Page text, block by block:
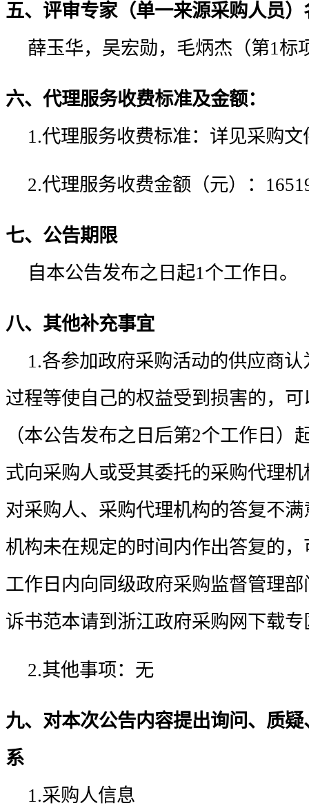
五、评审专家（单一来源采购人员）
薛玉华，吴宏勋，毛炳杰（第1标
六、代理服务收费标准及金额：
1.代理服务收费标准： 详见采购文
2.代理服务收费金额（元）：
七、公告期限
自本公告发布之日起1个工作日。
八、其他补充事宜
1.各参加政府采购活动的供应商
过程等使自己的权益受到损害的，
（本公告发布之日后第2个工作日）
式向采购人或受其委托的采购代理
对采购人、采购代理机构的答复不
机构未在规定的时间内作出答复的
工作日内向同级政府采购监督管理
诉书范本请到浙江政府采购网下载专
2.其他事项： 无
九、对本次公告内容提出询问、质
系
1.采购人信息